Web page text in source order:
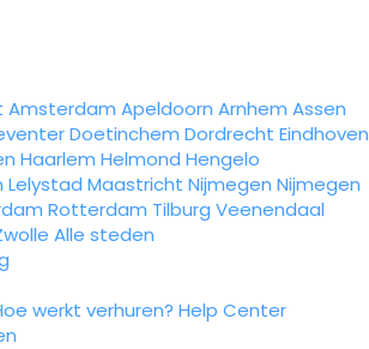
Amsterdam Apeldoorn Arnhem Assen
Doetinchem Dordrecht Eindhoven
Haarlem Helmond Hengelo
Lelystad Maastricht Nijmegen Nijmegen
Rotterdam Tilburg Veenendaal
Alle steden
werkt verhuren? Help Center